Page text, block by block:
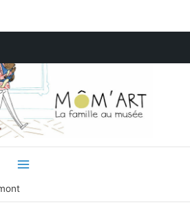
Menu